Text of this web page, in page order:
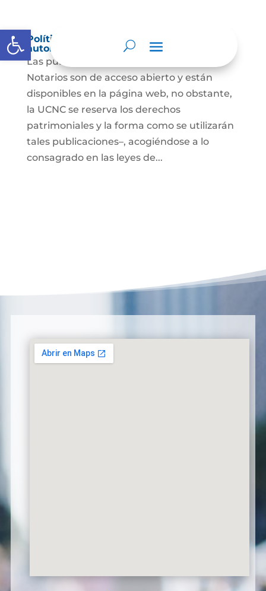
Abrir barra de herramientas
Política de derechos de autor y/o
autorización de uso sobre los contenidos
Las publicaciones de la UCNC y de los
Notarios son de acceso abierto y están
disponibles en la página web, no obstante,
la UCNC se reserva los derechos
patrimoniales y la forma como se utilizarán
tales publicaciones–, acogiéndose a lo
consagrado en las leyes de...